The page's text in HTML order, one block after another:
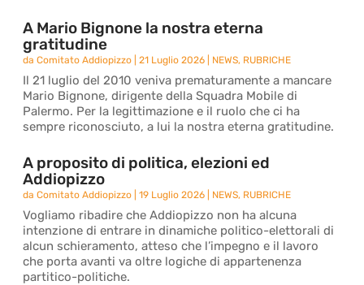
A Mario Bignone la nostra eterna
gratitudine
daComitato Addiopizzo |21 Luglio 2026 NEWS, RUBRICHE
Il 21 luglio del 2010 veniva prematuramente a mancare
Mario Bignone, dirigente della Squadra Mobile di
Palermo. Per la legittimazione e il ruolo che ci ha
sempre riconosciuto, a lui la nostra eterna gratitudine.
A proposito di politica, elezioni ed
Addiopizzo
daComitato Addiopizzo |19 Luglio 2026 NEWS, RUBRICHE
Vogliamo ribadire che Addiopizzo non ha alcuna
intenzione di entrare in dinamiche politico-elettorali di
alcun schieramento, atteso che l’impegno e il lavoro
che porta avanti va oltre logiche di appartenenza
partitico-politiche.